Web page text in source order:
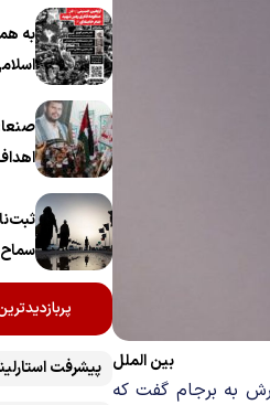
بین الملل
به برجام گفت که
به
سماح ‌
پربازدیدترین
پیشرفت